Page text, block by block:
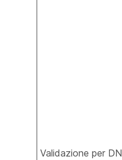
Validazione per DN